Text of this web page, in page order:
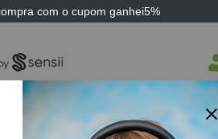
com o cupom ganhei5%
SENSII TECNOLOGIA ASSISTIVA